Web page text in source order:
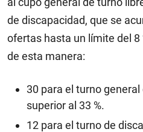
de discapacidad, que se
ofertas hasta un límite del 8
de esta manera:
30 para el turno
superior al 33 %.
12 para el turno de